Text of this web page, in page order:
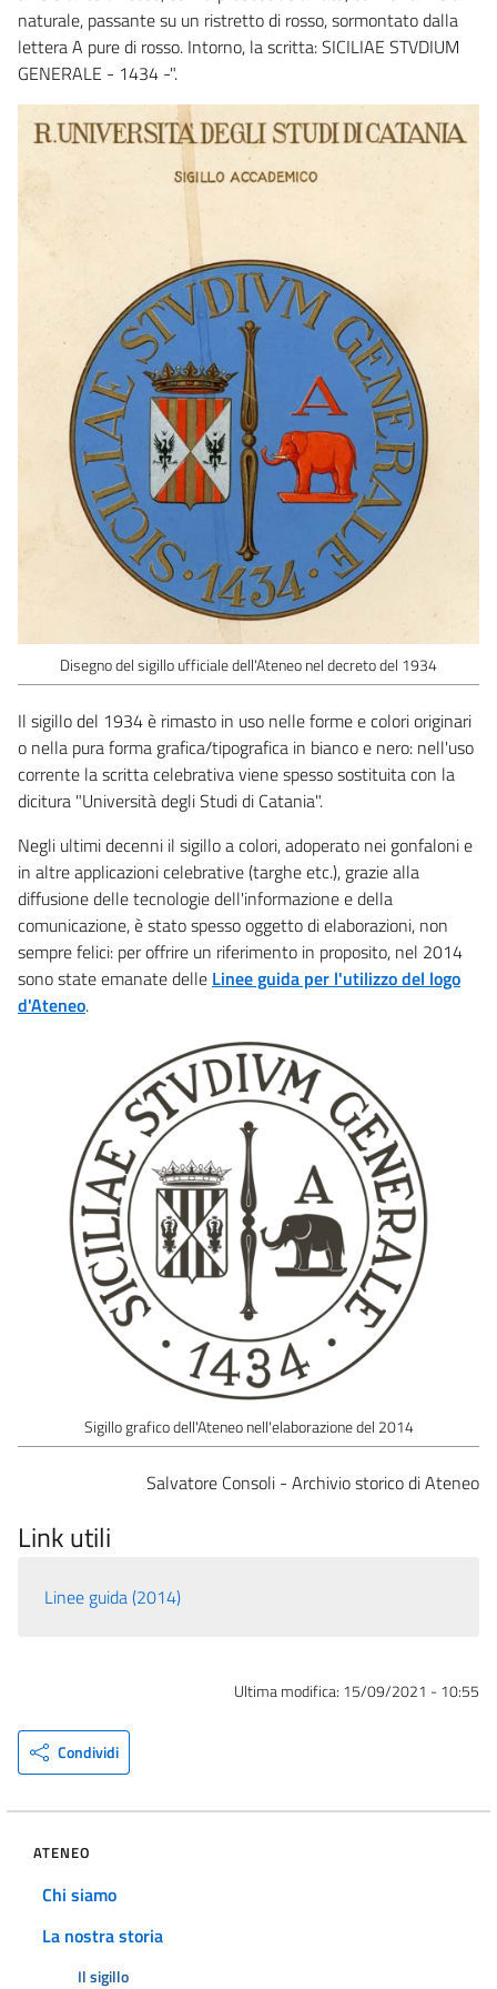
naturale, passante su un ristretto di rosso, sormontato dalla
lettera A pure di rosso. Intorno, la scritta: SICILIAE STVDIUM
GENERALE - 1434 -".
Disegno del sigillo ufficiale dell'Ateneo nel decreto del 1934
Il sigillo del 1934 è rimasto in uso nelle forme e colori originari
o nella pura forma grafica/tipografica in bianco e nero: nell'uso
corrente la scritta celebrativa viene spesso sostituita con la
dicitura "Università degli Studi di Catania".
Negli ultimi decenni il sigillo a colori, adoperato nei gonfaloni e
in altre applicazioni celebrative (targhe etc.), grazie alla
diffusione delle tecnologie dell'informazione e della
comunicazione, è stato spesso oggetto di elaborazioni, non
sempre felici: per offrire un riferimento in proposito, nel 2014
sono state emanate delle Linee guida per l'utilizzo del logo
d'Ateneo.
Sigillo grafico dell'Ateneo nell'elaborazione del 2014
Salvatore Consoli - Archivio storico di Ateneo
Link utili
Linee guida (2014)
Ultima modifica: 15/09/2021 - 10:55
Condividi
ATENEO
Chi siamo
La nostra storia
Il sigillo